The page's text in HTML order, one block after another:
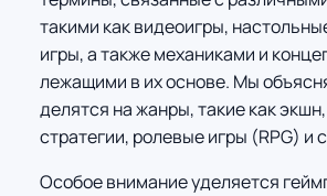
такими как видеоигры,
игры, а также механиками и
лежащими в их основе. Мы
делятся на жанры, такие как
стратегии, ролевые игры (RPG) и
Особое внимание уделяется